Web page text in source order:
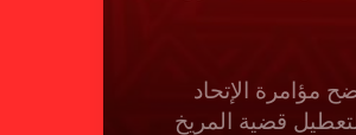
مؤامرة الإتحاد
قضية المريخ